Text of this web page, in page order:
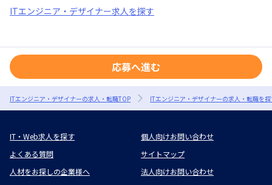
ITエンジニア・デザイナー求人を探す
応募へ進む
ITエンジニア・デザイナーの求人・転職TOP ITエンジニア・デザイナーの求人・転職を
IT・Web求人を探す
個人向けお問い合わせ
よくある質問
サイトマップ
人材をお探しの企業様へ
法人向けお問い合わせ